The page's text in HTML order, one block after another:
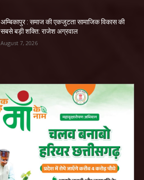
अम्बिकापुर : समाज की एकजुटता सामाजिक विकास की
सबसे बड़ी शक्ति: राजेश अग्रवाल
August 7, 2026